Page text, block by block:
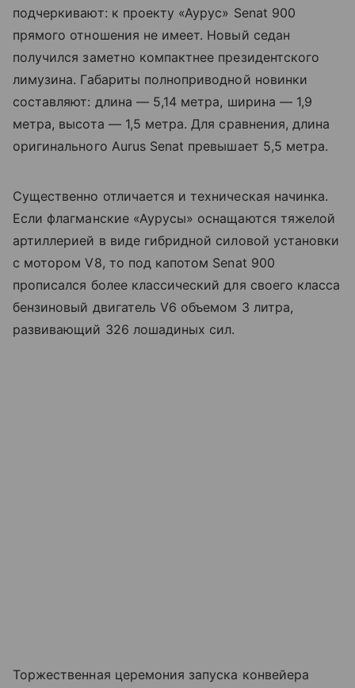
подчеркивают: к проекту «Аурус» Senat 900
прямого отношения не имеет. Новый седан
получился заметно компактнее президентского
лимузина. Габариты полноприводной новинки
составляют: длина — 5,14 метра, ширина — 1,9
метра, высота — 1,5 метра. Для сравнения, длина
оригинального Aurus Senat превышает 5,5 метра.
Существенно отличается и техническая начинка.
Если флагманские «Аурусы» оснащаются тяжелой
артиллерией в виде гибридной силовой установки
с мотором V8, то под капотом Senat 900
прописался более классический для своего класса
бензиновый двигатель V6 объемом 3 литра,
развивающий 326 лошадиных сил.
Торжественная церемония запуска конвейера